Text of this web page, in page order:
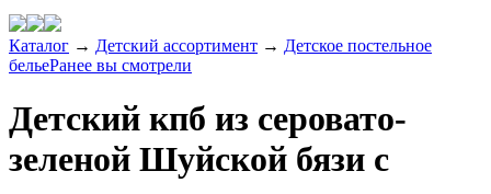
Каталог → Детский ассортимент → Детское постельное
бельеРанее вы смотрели
Детский кпб из серовато-
зеленой Шуйской бязи с